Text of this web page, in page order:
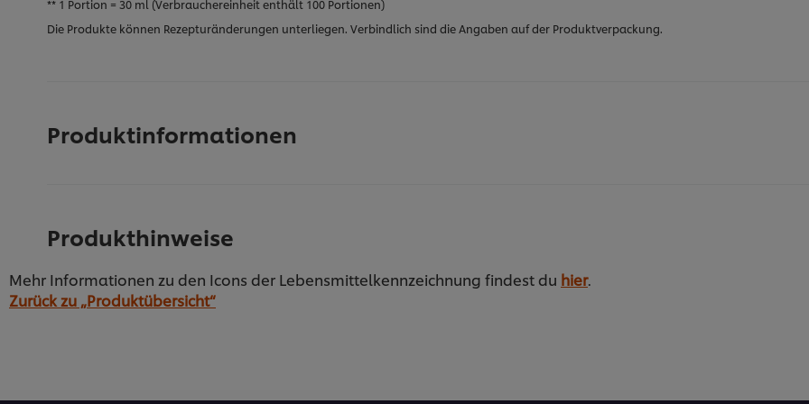
** 1 Portion = 30 ml (Verbrauchereinheit enthält 100 Portionen)
Die Produkte können Rezepturänderungen unterliegen. Verbindlich sind die Angaben auf der Produktverpackung.
Produktinformationen
Beschreibung
Ein hellgelbes, cremiges Dressing mit feinwürzigem Senfgeschmack, passt sehr gut zu Vogerlsalat Mit
Keine glutenhaltigen Zutaten lt. Rezeptur
Produkthinweise
Ergiebigkeit
Mehr Informationen zu den Icons der Lebensmittelkennzeichnung findest du hier.
Zurück zu „Produktübersicht“